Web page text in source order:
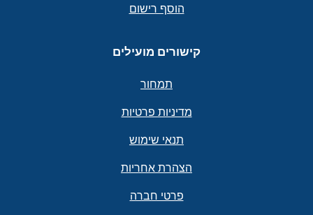
הוסף רישום
קישורים מועילים
תמחור
מדיניות פרטיות
תנאי שימוש
הצהרת אחריות
פרטי חברה